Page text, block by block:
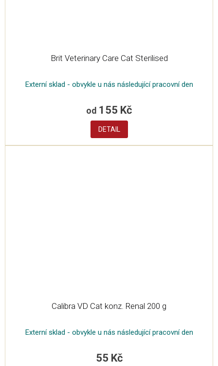
Brit Veterinary Care Cat Sterilised
Externí sklad - obvykle u nás následující pracovní den
od 155 Kč
DETAIL
Calibra VD Cat konz. Renal 200 g
Externí sklad - obvykle u nás následující pracovní den
55 Kč